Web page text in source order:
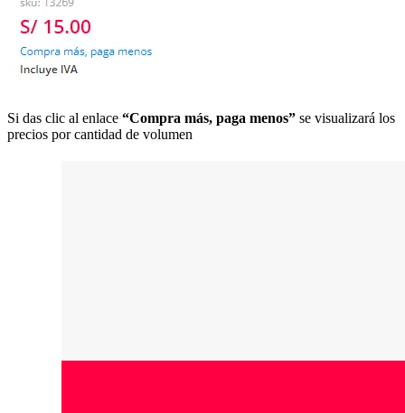
Si das clic al enlace “Compra más, paga menos” se visualizará los
precios por cantidad de volumen